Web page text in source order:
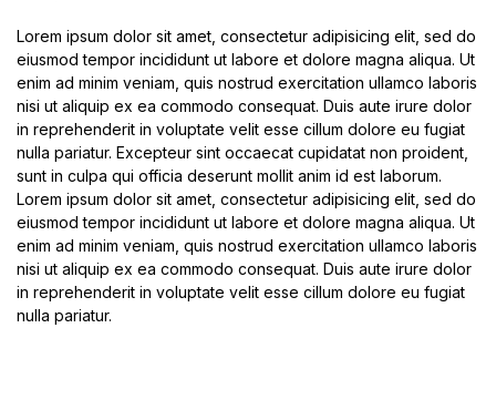
Lorem ipsum dolor sit amet, consectetur adipisicing elit, sed do
eiusmod tempor incididunt ut labore et dolore magna aliqua. Ut
enim ad minim veniam, quis nostrud exercitation ullamco laboris
nisi ut aliquip ex ea commodo consequat. Duis aute irure dolor
in reprehenderit in voluptate velit esse cillum dolore eu fugiat
nulla pariatur. Excepteur sint occaecat cupidatat non proident,
sunt in culpa qui officia deserunt mollit anim id est laborum.
Lorem ipsum dolor sit amet, consectetur adipisicing elit, sed do
eiusmod tempor incididunt ut labore et dolore magna aliqua. Ut
enim ad minim veniam, quis nostrud exercitation ullamco laboris
nisi ut aliquip ex ea commodo consequat. Duis aute irure dolor
in reprehenderit in voluptate velit esse cillum dolore eu fugiat
nulla pariatur.